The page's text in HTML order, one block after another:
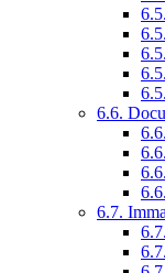
6.6.
6.7.